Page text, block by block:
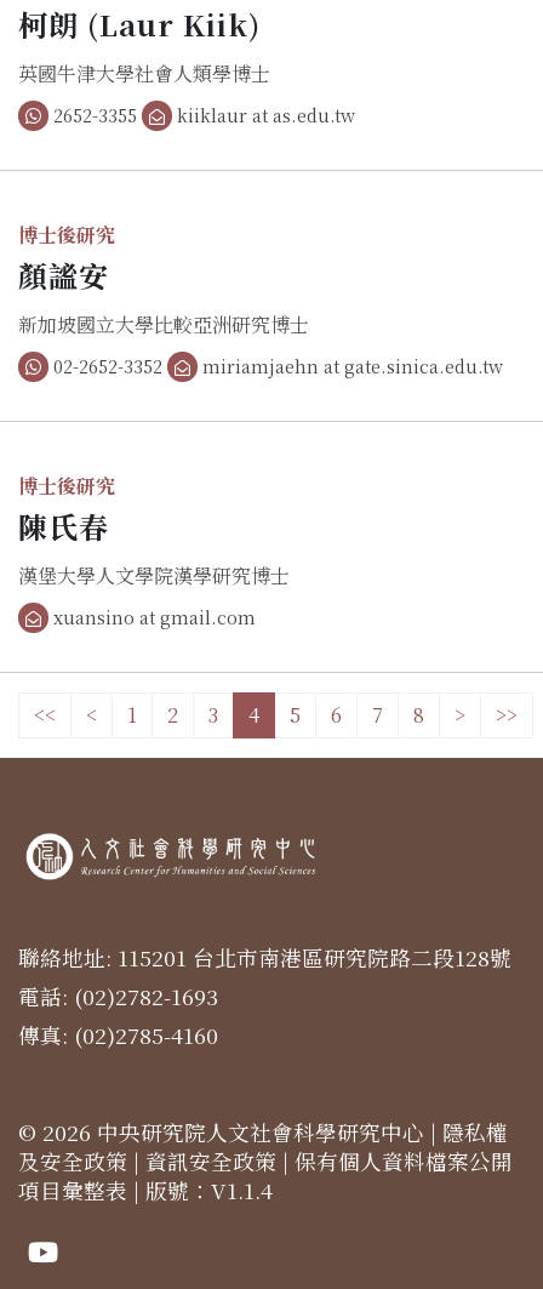
柯朗 (Laur Kiik)
英國牛津大學社會人類學博士
2652-3355 kiiklaur at as.edu.tw
博士後研究
顏謐安
新加坡國立大學比較亞洲研究博士
02-2652-3352 miriamjaehn at gate.sinica.edu.tw
博士後研究
陳氏春
漢堡大學人文學院漢學研究博士
xuansino at gmail.com
<< < 1 2 3 4 5 6 7 8 > >>
聯絡地址: 115201 台北市南港區研究院路二段128號
電話: (02)2782-1693
傳真: (02)2785-4160
© 2026 中央研究院人文社會科學研究中心 | 隱私權
及安全政策 | 資訊安全政策 | 保有個人資料檔案公開
項目彙整表 | 版號：V1.1.4
Youtube